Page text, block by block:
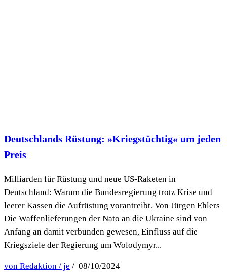
Deutschlands Rüstung: »Kriegstüchtig« um jeden
Preis
Milliarden für Rüstung und neue US-Raketen in
Deutschland: Warum die Bundesregierung trotz Krise und
leerer Kassen die Aufrüstung vorantreibt. Von Jürgen Ehlers
Die Waffenlieferungen der Nato an die Ukraine sind von
Anfang an damit verbunden gewesen, Einfluss auf die
Kriegsziele der Regierung um Wolodymyr...
von Redaktion / je / 08/10/2024